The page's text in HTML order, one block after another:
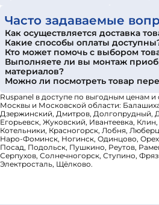
Часто задаваемые
Как осуществляется доставка
Какие способы оплаты
Кто может помочь с выбором
Выполняете ли вы монтаж
материалов?
Можно ли посмотреть товар
Ruspanel в доступе по выгодным ценам и
Москвы и Московской области:
Дзержинский, Дмитров, Долгопрудный,
Егорьевск, Жуковский, Ивантеевка,
Котельники, Красногорск, Лобня,
Наро-Фоминск, Ногинск, Одинцово,
Посад, Подольск, Пушкино, Реутов,
Серпухов, Солнечногорск, Ступино,
Электросталь, Щёлково.